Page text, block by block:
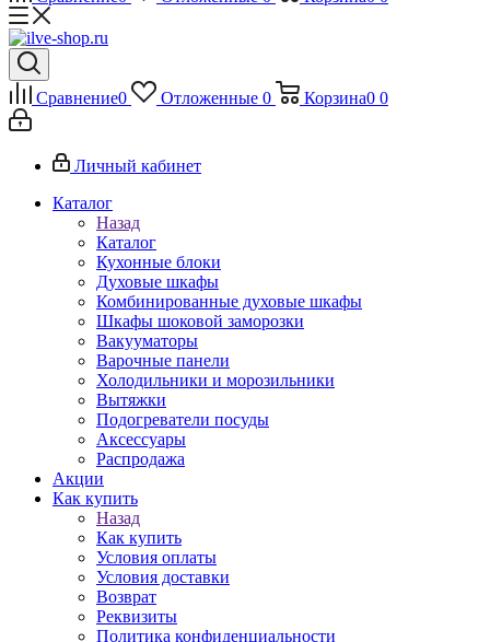
Сравнение0 Отложенные 0 Корзина0 0
Личный кабинет
Каталог
Назад
Каталог
Кухонные блоки
Духовые шкафы
Комбинированные духовые шкафы
Шкафы шоковой заморозки
Вакууматоры
Варочные панели
Холодильники и морозильники
Вытяжки
Подогреватели посуды
Аксессуары
Распродажа
Акции
Как купить
Назад
Как купить
Условия оплаты
Условия доставки
Возврат
Реквизиты
Политика конфиденциальности